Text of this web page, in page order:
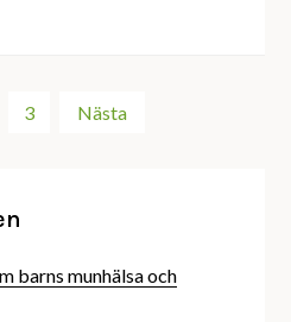
3 Nästa
barns munhälsa och